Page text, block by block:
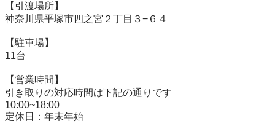
【引渡場所】
神奈川県平塚市四之宮２丁目３−６４
【駐⾞場】
11台
【営業時間】
引き取りの対応時間は下記の通りです
10:00~18:00
定休日：年末年始